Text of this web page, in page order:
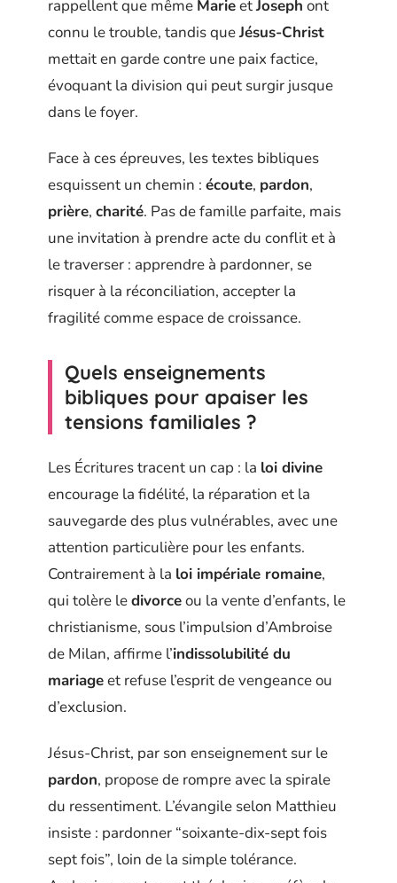
rappellent que même MarieetJoseph ont
connu le trouble, tandis queJésus-Christ
mettait en garde contre une paix factice,
évoquant la division qui peut surgir jusque
dans le foyer.
Face à ces épreuves, les textes bibliques
esquissent un chemin : écoute, pardon,
prière, charité. Pas de famille parfaite, mais
une invitation à prendre acte du conflit et à
le traverser : apprendre à pardonner, se
risquer à la réconciliation, accepter la
fragilité comme espace de croissance.
Quels enseignements
bibliques pour apaiser les
tensions familiales ?
Les Écritures tracent un cap : la loi divine
encourage la fidélité, la réparation et la
sauvegarde des plus vulnérables, avec une
attention particulière pour les enfants.
Contrairement à la loi impériale romaine,
qui tolère ledivorceou la vente d’enfants, le
christianisme, sous l’impulsion d’Ambroise
de Milan, affirme l’indissolubilité du
mariageet refuse l’esprit de vengeance ou
d’exclusion.
Jésus-Christ, par son enseignement sur le
pardon, propose de rompre avec la spirale
du ressentiment. L’évangile selon Matthieu
insiste : pardonner “soixante-dix-sept fois
sept fois”, loin de la simple tolérance.